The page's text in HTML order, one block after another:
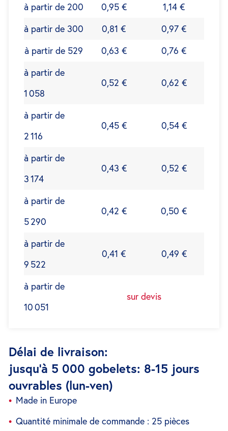
à partir de 200
0,95 €
1,14 €
à partir de 300
0,81 €
0,97 €
à partir de 529
0,63 €
0,76 €
à partir de
1 058
0,52 € 0,62 €
à partir de
2 116
0,45 € 0,54 €
à partir de
3 174
0,43 € 0,52 €
à partir de
5 290
0,42 € 0,50 €
à partir de
9 522
0,41 € 0,49 €
à partir de
10 051
sur devis
Délai de livraison:
jusqu'à 5 000 gobelets: 8-15 jours
ouvrables (lun-ven)
Made in Europe
Quantité minimale de commande : 25 pièces